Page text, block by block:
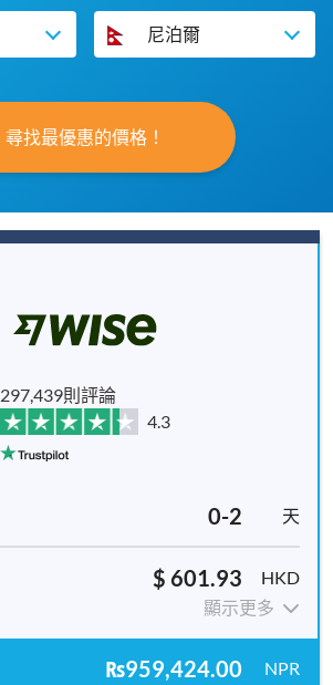
尼泊爾
尋找最優惠的價格！
297,439則評論
4.3
0-2 天
$ 601.93
HKD
顯示更多
₨959,424.00 NPR